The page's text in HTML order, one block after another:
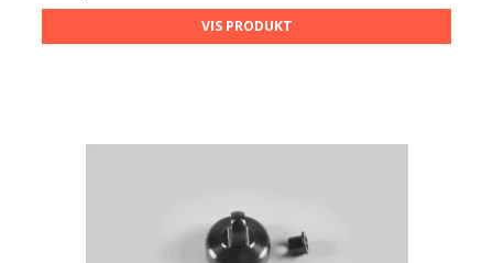
VIS PRODUKT